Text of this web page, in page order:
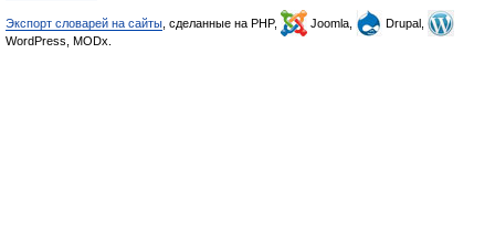
Экспорт словарей на сайты , сделанные на PHP, Joomla,
Drupal,
WordPress, MODx.